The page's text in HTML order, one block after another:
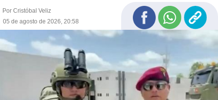
Por Cristóbal Veliz
05 de agosto de 2026, 20:58